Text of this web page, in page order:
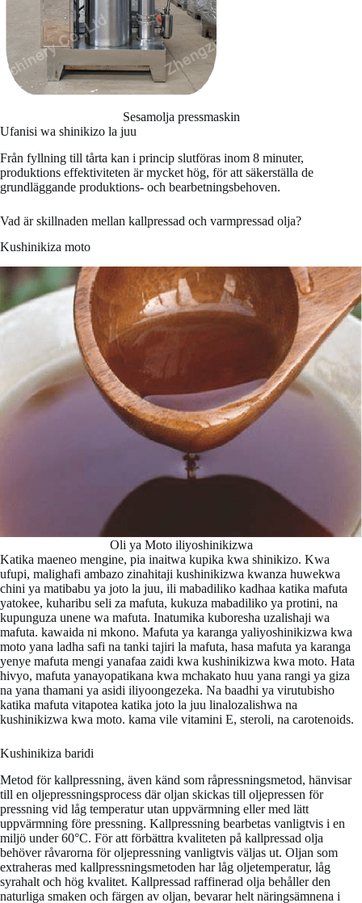
Sesamolja pressmaskin
Ufanisi wa shinikizo la juu
Från fyllning till tårta kan i princip slutföras inom 8 minuter,
produktions effektiviteten är mycket hög, för att säkerställa de
grundläggande produktions- och bearbetningsbehoven.
Vad är skillnaden mellan kallpressad och varmpressad olja?
Kushinikiza moto
Oli ya Moto iliyoshinikizwa
Katika maeneo mengine, pia inaitwa kupika kwa shinikizo. Kwa
ufupi, malighafi ambazo zinahitaji kushinikizwa kwanza huwekwa
chini ya matibabu ya joto la juu, ili mabadiliko kadhaa katika mafuta
yatokee, kuharibu seli za mafuta, kukuza mabadiliko ya protini, na
kupunguza unene wa mafuta. Inatumika kuboresha uzalishaji wa
mafuta. kawaida ni mkono. Mafuta ya karanga yaliyoshinikizwa kwa
moto yana ladha safi na tanki tajiri la mafuta, hasa mafuta ya karanga
yenye mafuta mengi yanafaa zaidi kwa kushinikizwa kwa moto. Hata
hivyo, mafuta yanayopatikana kwa mchakato huu yana rangi ya giza
na yana thamani ya asidi iliyoongezeka. Na baadhi ya virutubisho
katika mafuta vitapotea katika joto la juu linalozalishwa na
kushinikizwa kwa moto. kama vile vitamini E, steroli, na carotenoids.
Kushinikiza baridi
Metod för kallpressning, även känd som råpressningsmetod, hänvisar
till en oljepressningsprocess där oljan skickas till oljepressen för
pressning vid låg temperatur utan uppvärmning eller med lätt
uppvärmning före pressning. Kallpressning bearbetas vanligtvis i en
miljö under 60°C. För att förbättra kvaliteten på kallpressad olja
behöver råvarorna för oljepressning vanligtvis väljas ut. Oljan som
extraheras med kallpressningsmetoden har låg oljetemperatur, låg
syrahalt och hög kvalitet. Kallpressad raffinerad olja behåller den
naturliga smaken och färgen av oljan, bevarar helt näringsämnena i